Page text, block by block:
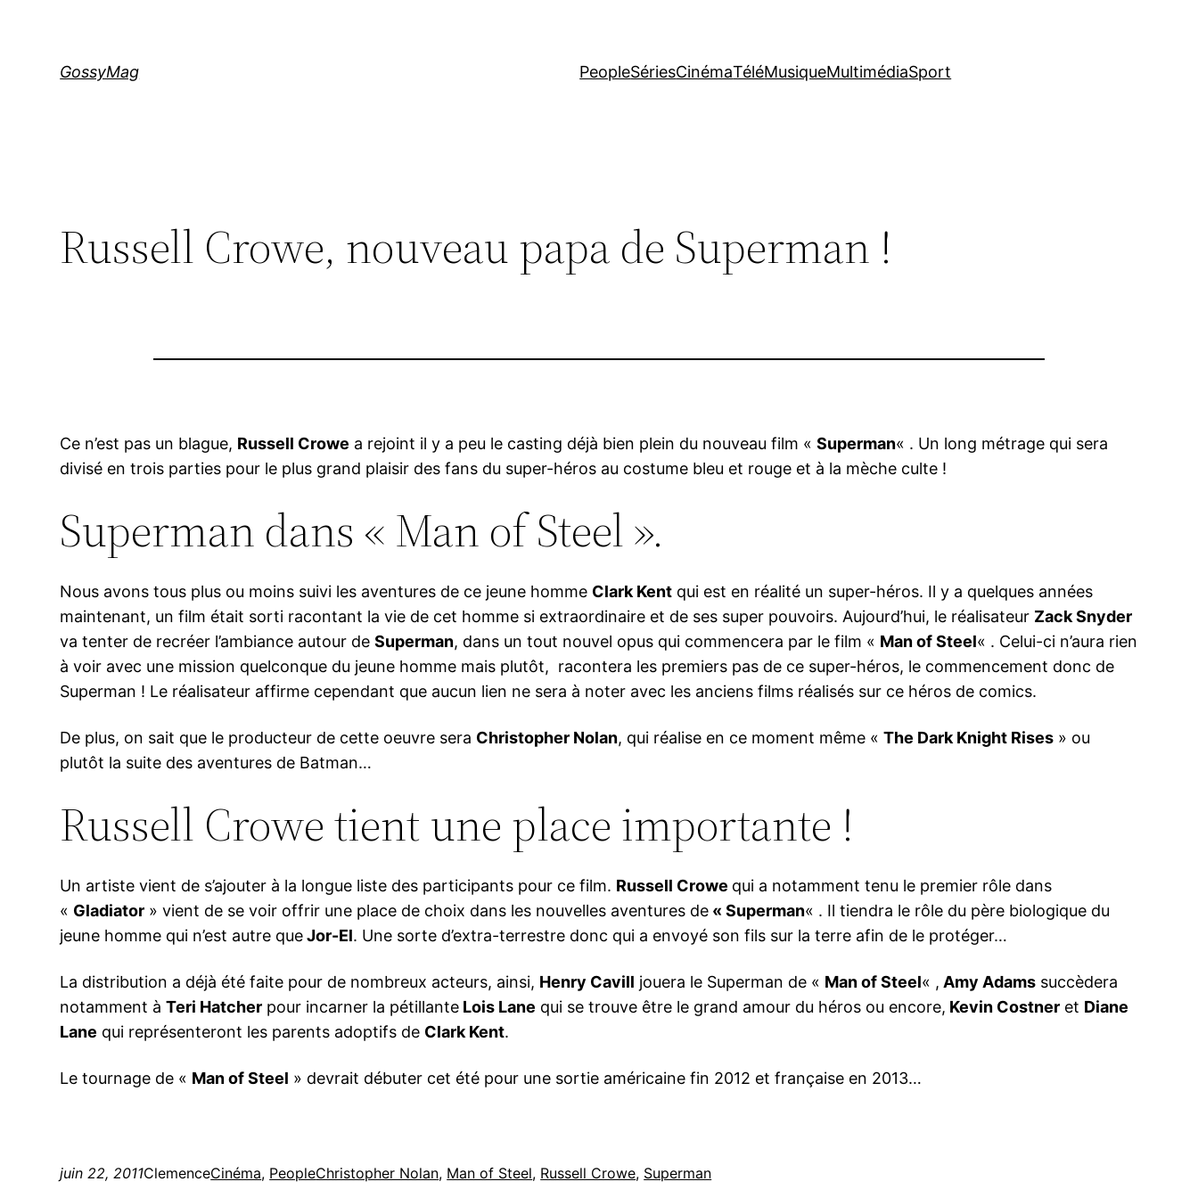
GossyMag PeopleSériesCinémaTéléMusiqueMultimédiaSport
Russell Crowe, nouveau papa de Superman !
Ce n’est pas un blague, Russell Crowe a rejoint il y a peu le casting déjà bien plein du nouveau film «Superman« . Un long métrage qui sera
divisé en trois parties pour le plus grand plaisir des fans du super-héros au costume bleu et rouge et à la mèche culte !
Superman dans « Man of Steel ».
Nous avons tous plus ou moins suivi les aventures de ce jeune homme Clark Kent qui est en réalité un super-héros. Il y a quelques années
maintenant, un film était sorti racontant la vie de cet homme si extraordinaire et de ses super pouvoirs. Aujourd’hui, le réalisateur Zack Snyder
va tenter de recréer l’ambiance autour deSuperman, dans un tout nouvel opus qui commencera par le film « Man of Steel« . Celui-ci n’aura rien
à voir avec une mission quelconque du jeune homme mais plutôt, racontera les premiers pas de ce super-héros, le commencement donc de
Superman ! Le réalisateur affirme cependant que aucun lien ne sera à noter avec les anciens films réalisés sur ce héros de comics.
De plus, on sait que le producteur de cette oeuvre sera Christopher Nolan, qui réalise en ce moment même «The Dark Knight Rises » ou
plutôt la suite des aventures de Batman…
Russell Crowe tient une place importante !
Un artiste vient de s’ajouter à la longue liste des participants pour ce film. Russell Crowe qui a notamment tenu le premier rôle dans
« Gladiator » vient de se voir offrir une place de choix dans les nouvelles aventures de « Superman« . Il tiendra le rôle du père biologique du
jeune homme qui n’est autre queJor-El. Une sorte d’extra-terrestre donc qui a envoyé son fils sur la terre afin de le protéger…
La distribution a déjà été faite pour de nombreux acteurs, ainsi, Henry Cavill jouera le Superman de « Man of Steel« , Amy Adams succèdera
notamment àTeri Hatcher pour incarner la pétillante Lois Lane qui se trouve être le grand amour du héros ou encore, Kevin Costner et Diane
Lane qui représenteront les parents adoptifs de Clark Kent.
Le tournage de « Man of Steel » devrait débuter cet été pour une sortie américaine fin 2012 et française en 2013…
juin 22, 2011ClemenceCinéma, PeopleChristopher Nolan, Man of Steel, Russell Crowe, Superman